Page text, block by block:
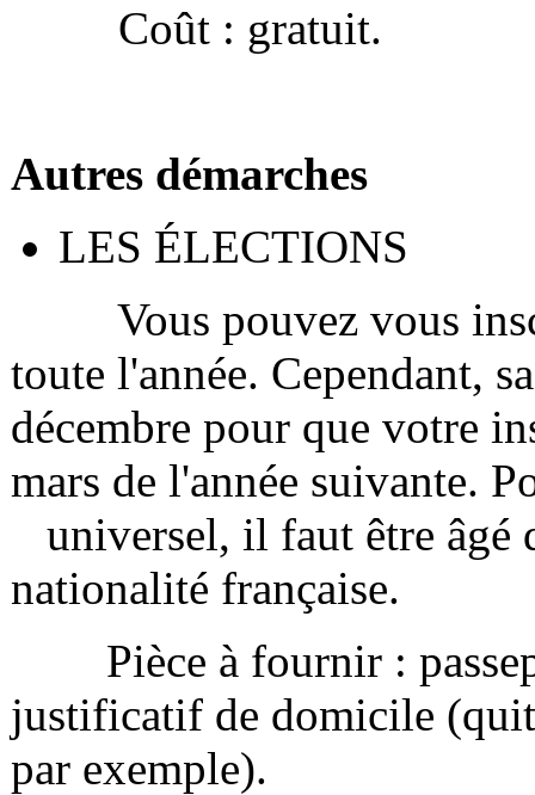
Coût : gratuit.
Autres démarches
LES ÉLECTIONS
Vous pouvez vous
toute l'année. Cependant,
décembre pour que votre
mars de l'année
universel, il faut être âgé
nationalité française.
Pièce à fournir :
justificatif de domicile
par exemple).